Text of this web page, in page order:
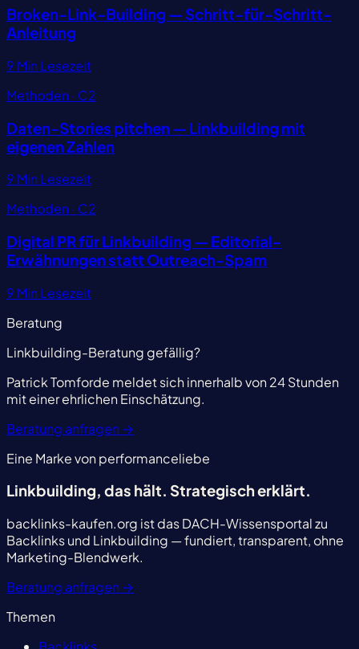
Broken-Link-Building — Schritt-für-Schritt-
Anleitung
9 Min Lesezeit
Methoden · C2
Daten-Stories pitchen — Linkbuilding mit
eigenen Zahlen
9 Min Lesezeit
Methoden · C2
Digital PR für Linkbuilding — Editorial-
Erwähnungen statt Outreach-Spam
9 Min Lesezeit
Beratung
Linkbuilding-Beratung gefällig?
Patrick Tomforde meldet sich innerhalb von 24 Stunden
mit einer ehrlichen Einschätzung.
Beratung anfragen →
Eine Marke von performanceliebe
Linkbuilding, das hält. Strategisch erklärt.
backlinks-kaufen.org ist das DACH-Wissensportal zu
Backlinks und Linkbuilding — fundiert, transparent, ohne
Marketing-Blendwerk.
Beratung anfragen →
Themen